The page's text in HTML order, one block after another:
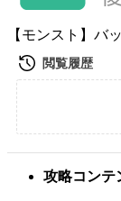
【モンスト】バ
攻略コンテ